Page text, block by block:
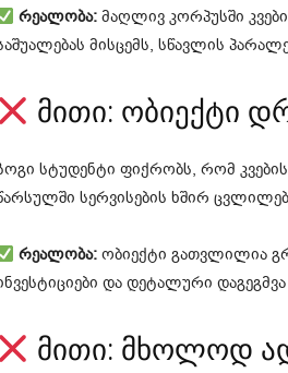
რეალობა: მაღლივ კორპუსში
მისცემს, სწავლის
მითი: ობიექტი
სტუდენტი ფიქრობს, რომ კვების
სერვისების ხშირ
რეალობა: ობიექტი გათვლილია
და დეტალური
მითი: მხოლოდ